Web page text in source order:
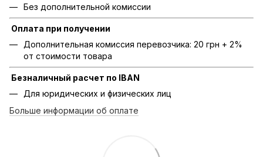
Без дополнительной комиссии
Оплата при получении
Дополнительная комиссия перевозчика: 20 грн + 2%
от стоимости товара
Безналичный расчет по IBAN
Для юридических и физических лиц
Больше информации об оплате